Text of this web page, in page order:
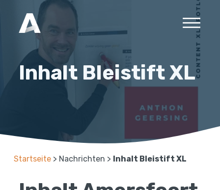
Inhalt Bleistift XL
Startseite > Nachrichten > Inhalt Bleistift XL